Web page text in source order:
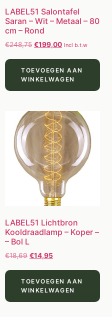
LABEL51 Salontafel
Saran – Wit – Metaal – 80
cm – Rond
€248,75 €199,00 Incl b.t.w
TOEVOEGEN AAN
WINKELWAGEN
LABEL51 Lichtbron
Kooldraadlamp – Koper –
– Bol L
€18,69 €14,95
TOEVOEGEN AAN
WINKELWAGEN